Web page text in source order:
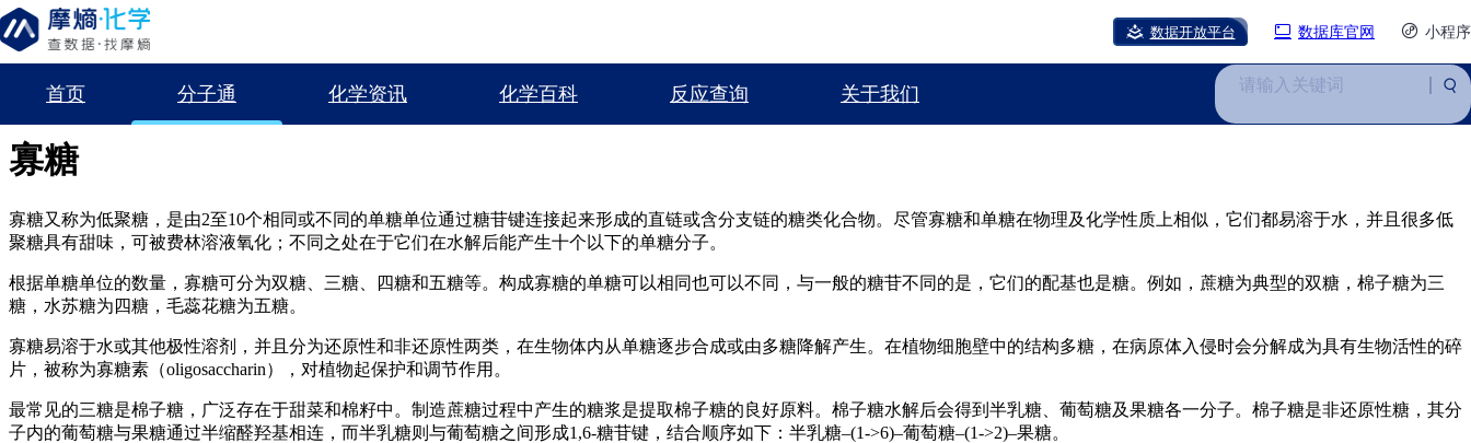
数据开放平台 数据库官网 小程序
首页 分子通 化学资讯 化学百科 反应查询 关于我们
请输入关键词
分子通 按物质功能分类生物化工 糖类化合物 寡糖
寡糖
寡糖又称为低聚糖，是由2至10个相同或不同的单糖单位通过糖苷键连接起来形成的直链或含分支链的糖类化合物。尽管寡糖和单糖在物理及化学性质上相似，它们都易溶于水，并且很多低
聚糖具有甜味，可被费林溶液氧化；不同之处在于它们在水解后能产生十个以下的单糖分子。
根据单糖单位的数量，寡糖可分为双糖、三糖、四糖和五糖等。构成寡糖的单糖可以相同也可以不同，与一般的糖苷不同的是，它们的配基也是糖。例如，蔗糖为典型的双糖，棉子糖为三
糖，水苏糖为四糖，毛蕊花糖为五糖。
寡糖易溶于水或其他极性溶剂，并且分为还原性和非还原性两类，在生物体内从单糖逐步合成或由多糖降解产生。在植物细胞壁中的结构多糖，在病原体入侵时会分解成为具有生物活性的碎
片，被称为寡糖素（oligosaccharin），对植物起保护和调节作用。
最常见的三糖是棉子糖，广泛存在于甜菜和棉籽中。制造蔗糖过程中产生的糖浆是提取棉子糖的良好原料。棉子糖水解后会得到半乳糖、葡萄糖及果糖各一分子。棉子糖是非还原性糖，其分
子内的葡萄糖与果糖通过半缩醛羟基相连，而半乳糖则与葡萄糖之间形成1,6-糖苷键，结合顺序如下：半乳糖–(1->6)–葡萄糖–(1->2)–果糖。